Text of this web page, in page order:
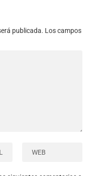
publicada. Los campos